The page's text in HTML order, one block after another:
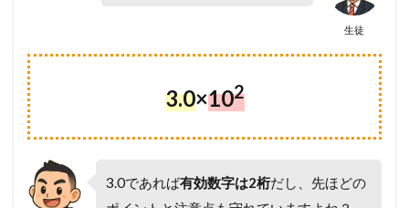
生徒
3.0×102
3.0であれば有効数字は2桁だし、先ほどの